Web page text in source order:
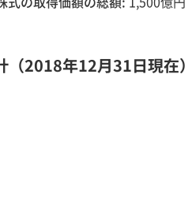
（2018年12月31日現在